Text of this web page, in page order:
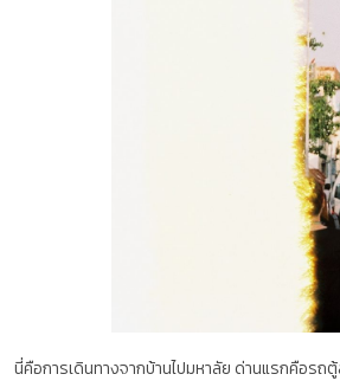
นี่คือการเดินทางจากบ้านไปมหาลัย ด่านแรกคือร